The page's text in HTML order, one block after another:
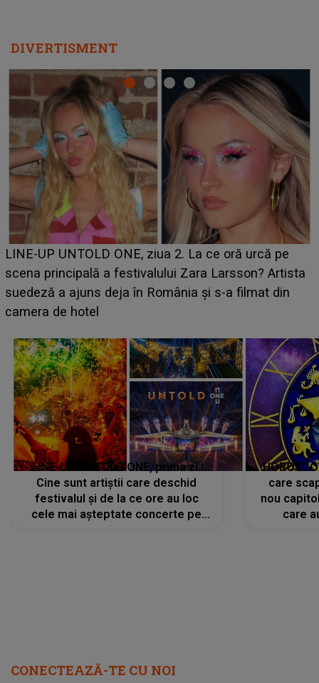
DIVERTISMENT
Ce a dezvăluit noua concurentă din "Casa Iubirii" l-a
luat prin surprindere pe Emanuel. CINE ESTE
BĂIATUL VIZAT de Alexandra?! Aflându-se în fața
faptului împlinit, A RECUNOSCUT IMEDIAT: "Am
LINE-UP UNTOLD ONE, prima zi.
Cine sunt artiștii care deschid
festivalul și de la ce ore au loc
cele mai așteptate concerte pe
care
nou
care
CONECTEAZĂ-TE CU NOI